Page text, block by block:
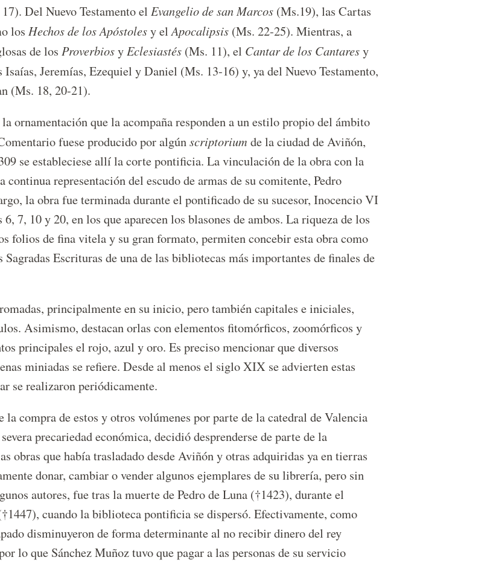
Del Nuevo Testamento el Evangelio de san Marcos (Ms.19), las Cartas
los Hechos de los Apóstolesy elApocalipsis (Ms. 22-25). Mientras, a
de los Proverbiosy Eclesiastés (Ms. 11), el Cantar de los Cantaresy
Jeremías, Ezequiel y Daniel (Ms. 13-16) y, ya del Nuevo Testamento,
(Ms. 18, 20-21).
ornamentación que la acompaña responden a un estilo propio del ámbito
fuese producido por algúnscriptorium de la ciudad de Aviñón,
se estableciese allí la corte pontificia. La vinculación de la obra con la
continua representación del escudo de armas de su comitente, Pedro
la obra fue terminada durante el pontificado de su sucesor, Inocencio VI
7, 10 y 20, en los que aparecen los blasones de ambos. La riqueza de los
folios de fina vitela y su gran formato, permiten concebir esta obra como
Escrituras de una de las bibliotecas más importantes de finales de
principalmente en su inicio, pero también capitales e iniciales,
Asimismo, destacan orlas con elementos fitomórficos, zoomórficos y
principales el rojo, azul y oro. Es preciso mencionar que diversos
miniadas se refiere. Desde al menos el siglo XIX se advierten estas
se realizaron periódicamente.
compra de estos y otros volúmenes por parte de la catedral de Valencia
precariedad económica, decidió desprenderse de parte de la
obras que había trasladado desde Aviñón y otras adquiridas ya en tierras
donar, cambiar o vender algunos ejemplares de su librería, pero sin
autores, fue tras la muerte de Pedro de Luna (†1423), durante el
cuando la biblioteca pontificia se dispersó. Efectivamente, como
disminuyeron de forma determinante al no recibir dinero del rey
lo que Sánchez Muñoz tuvo que pagar a las personas de su servicio